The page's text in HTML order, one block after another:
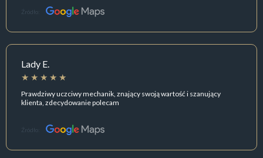
Źródło:
Lady E.
Prawdziwy uczciwy mechanik, znający swoją wartość i szanujący
klienta, zdecydowanie polecam
Źródło: